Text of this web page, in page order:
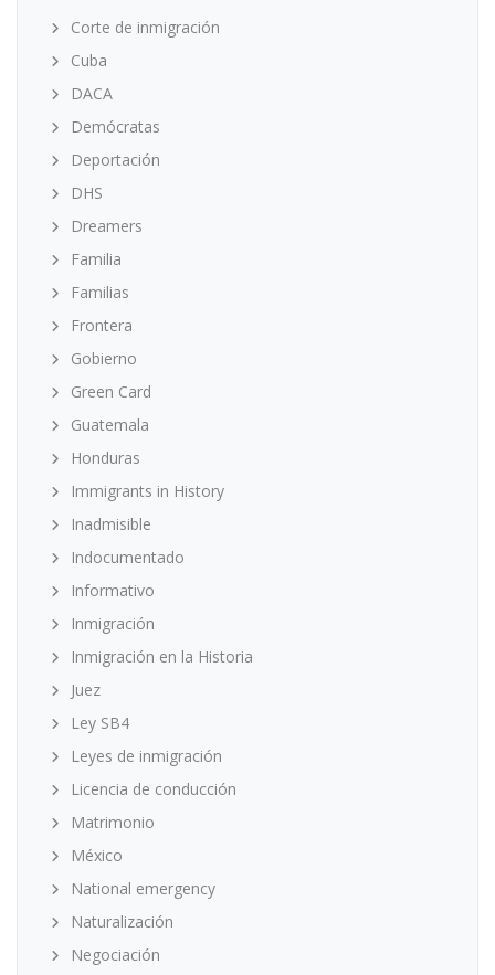
Corte de inmigración
Cuba
DACA
Demócratas
Deportación
DHS
Dreamers
Familia
Familias
Frontera
Gobierno
Green Card
Guatemala
Honduras
Immigrants in History
Inadmisible
Indocumentado
Informativo
Inmigración
Inmigración en la Historia
Juez
Ley SB4
Leyes de inmigración
Licencia de conducción
Matrimonio
México
National emergency
Naturalización
Negociación